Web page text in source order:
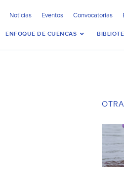
Noticias Eventos Convocatorias
ENFOQUE DE CUENCAS